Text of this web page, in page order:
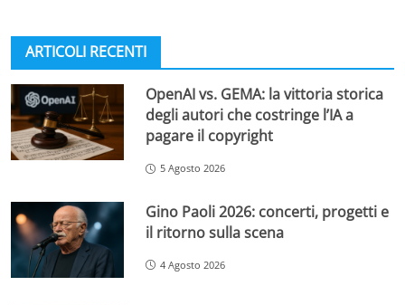
ARTICOLI RECENTI
OpenAI vs. GEMA: la vittoria storica
degli autori che costringe l’IA a
pagare il copyright
5 Agosto 2026
Gino Paoli 2026: concerti, progetti e
il ritorno sulla scena
4 Agosto 2026